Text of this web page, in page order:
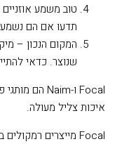
טוב משמע
תדעו אם הם
המקום הנכון –
שנוצר. כדאי
Focal ו-Naim הם מותגי
איכות צליל מעולה.
Focal מייצרים רמקולים